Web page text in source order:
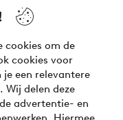
cookies om de
cookies voor
een relevantere
Wij delen deze
advertentie- en
look is here!
opsplitsen